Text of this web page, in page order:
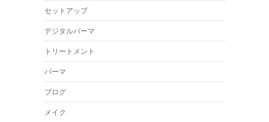
セットアップ
デジタルパーマ
トリートメント
パーマ
ブログ
メイク